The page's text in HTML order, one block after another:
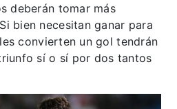
deberán tomar más
bien necesitan ganar para
convierten un gol tendrán
sí o sí por dos tantos